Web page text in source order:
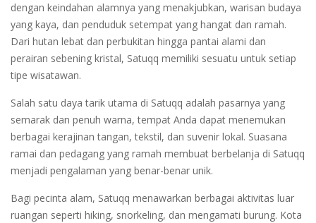
dengan keindahan alamnya yang menakjubkan, warisan budaya
yang kaya, dan penduduk setempat yang hangat dan ramah.
Dari hutan lebat dan perbukitan hingga pantai alami dan
perairan sebening kristal, Satuqq memiliki sesuatu untuk setiap
tipe wisatawan.
Salah satu daya tarik utama di Satuqq adalah pasarnya yang
semarak dan penuh warna, tempat Anda dapat menemukan
berbagai kerajinan tangan, tekstil, dan suvenir lokal. Suasana
ramai dan pedagang yang ramah membuat berbelanja di Satuqq
menjadi pengalaman yang benar-benar unik.
Bagi pecinta alam, Satuqq menawarkan berbagai aktivitas luar
ruangan seperti hiking, snorkeling, dan mengamati burung. Kota